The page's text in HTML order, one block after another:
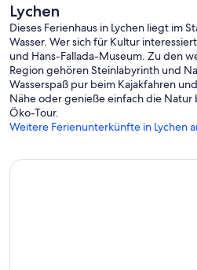
Lychen
Dieses Ferienhaus in Lychen liegt im
Wasser. Wer sich für Kultur
und Hans-Fallada-Museum. Zu den
Region gehören Steinlabyrinth und
Wasserspaß pur beim Kajakfahren
Nähe oder genieße einfach die
Öko-Tour.
Weitere Ferienunterkünfte in Lychen